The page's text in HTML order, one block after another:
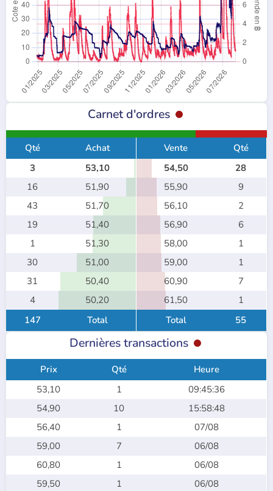
Carnet d'ordres
Qté
Achat
3
53,10
16
51,90
43
51,70
19
51,40
1
51,30
30
51,00
31
50,40
4
50,20
147
Total
Vente
Qté
54,50
28
55,90
9
56,10
2
56,90
6
58,00
1
59,00
1
60,90
7
61,50
1
Total
55
Dernières transactions
Prix Qté
Heure
53,10
1
09:45:36
54,90
10
15:58:48
56,40
1
07/08
59,00
7
06/08
60,80
1
06/08
59,50
1
06/08